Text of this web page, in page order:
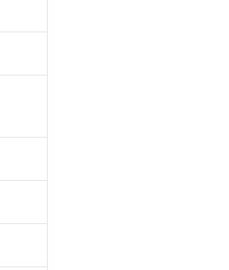
い限り、2022年1月12日よ